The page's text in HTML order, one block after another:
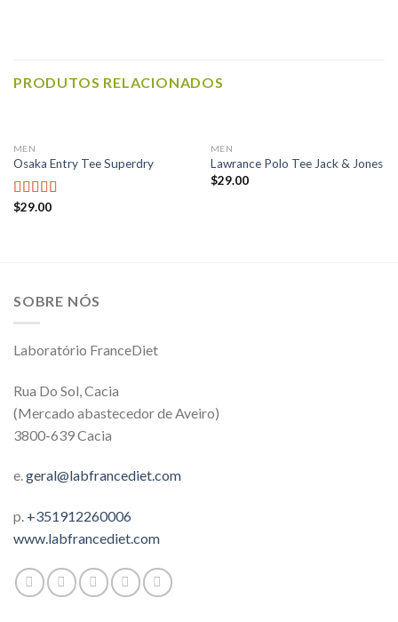
PRODUTOS RELACIONADOS
MEN
Osaka Entry Tee Superdry
Avaliação
$29.00
MEN
Lawrance Polo Tee Jack & Jones
$29.00
SOBRE NÓS
Laboratório FranceDiet
Rua Do Sol, Cacia
(Mercado abastecedor de Aveiro)
3800-639 Cacia
e.geral@labfrancediet.com
p. +351912260006
www.labfrancediet.com